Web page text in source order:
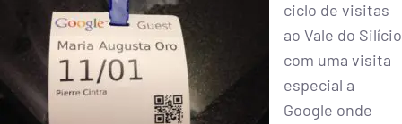
ciclo de visitas
ao Vale do Silício
com uma visita
especial a
Google onde